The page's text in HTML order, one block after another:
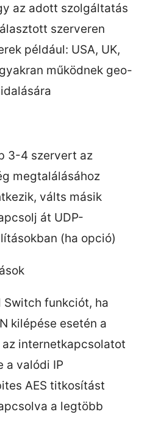
az adott szolgáltatás
szerveren
például: USA, UK,
működnek geo-
3-4 szervert az
megtalálásához
válts másik
át UDP-
(ha opció)
Switch funkciót, ha
kilépése esetén a
internetkapcsolatot
a valódi IP
AES titkosítást
a legtöbb